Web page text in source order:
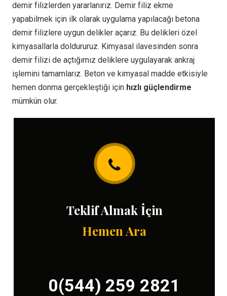
demir filizlerden yararlanırız. Demir filiz ekme
yapabilmek için ilk olarak uygulama yapılacağı betona
demir filizlere uygun delikler açarız. Bu delikleri özel
kimyasallarla doldururuz. Kimyasal ilavesinden sonra
demir filizi de açtığımız deliklere uygulayarak ankraj
işlemini tamamlarız. Beton ve kimyasal madde etkisiyle
hemen donma gerçekleştiği için hızlı güçlendirme
mümkün olur.
Teklif Almak İçin
Hemen Ara
0(544) 259 2821